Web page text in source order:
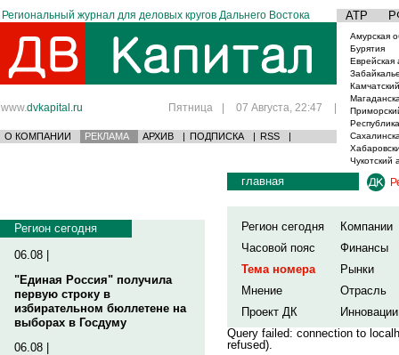
Региональный журнал для деловых кругов Дальнего Востока АТР
www.dvkapital.ru Пятница | 07 Августа, 22:47 |
О КОМПАНИИ РЕКЛАМА АРХИВ | ПОДПИСКА | RSS |
Амурская
Бурятия
Еврейская
Чукотский
Регион сегодня
06.08 |
"Единая Россия" получила
первую строку в
избирательном бюллетене на
выборах в Госдуму
06.08 |
главная
Регион сегодня
Компании
Часовой пояс
Финансы
Тема номера
Рынки
Мнение
Отрасль
Проект ДК
Инновации
Query failed: connection to
refused).